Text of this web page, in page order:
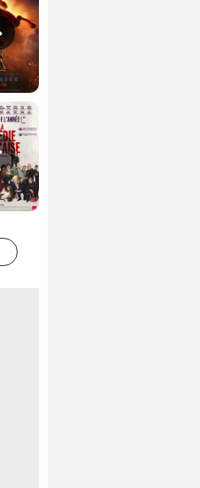
De la Comédie-Française Teaser VF